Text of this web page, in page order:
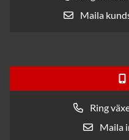
Maila
Ring
Maila